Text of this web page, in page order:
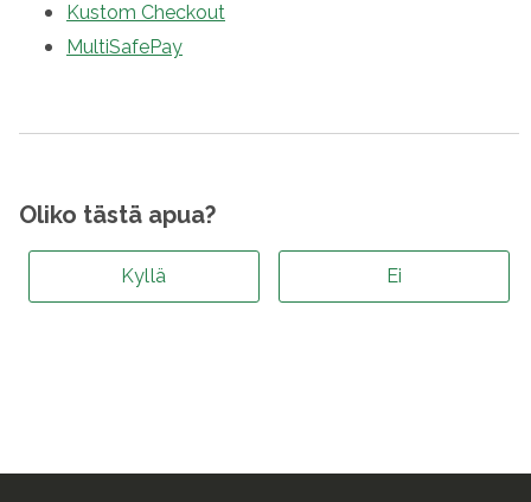
Kustom Checkout
MultiSafePay
Oliko tästä apua?
Kyllä Ei